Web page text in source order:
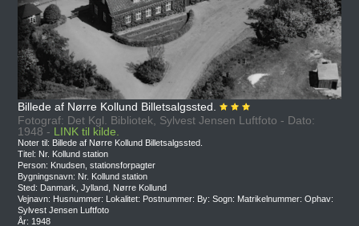
Billede af Nørre Kollund Billetsalgssted.
Fotograf: Det Kgl. Bibliotek, Sylvest Jensen Luftfoto - Dato:
1948 - LINK til kilde.
Noter til: Billede af Nørre Kollund Billetsalgssted.
Titel: Nr. Kollund station
Person: Knudsen, stationsforpagter
Bygningsnavn: Nr. Kollund station
Sted: Danmark, Jylland, Nørre Kollund
Vejnavn: Husnummer: Lokalitet: Postnummer: By: Sogn: Matrikelnummer: Ophav:
Sylvest Jensen Luftfoto
År: 1948